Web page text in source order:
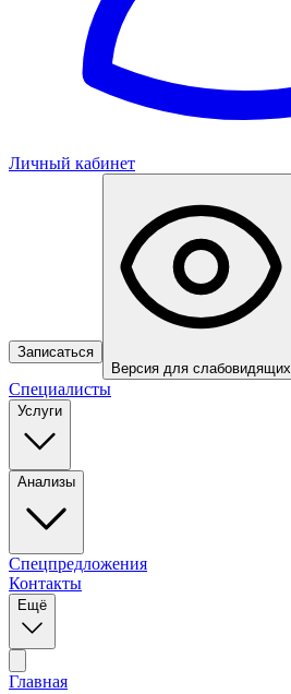
Личный кабинет
Записаться
Версия для слабовидящих
Специалисты
Услуги
Анализы
Спецпредложения
Контакты
Ещё
Главная